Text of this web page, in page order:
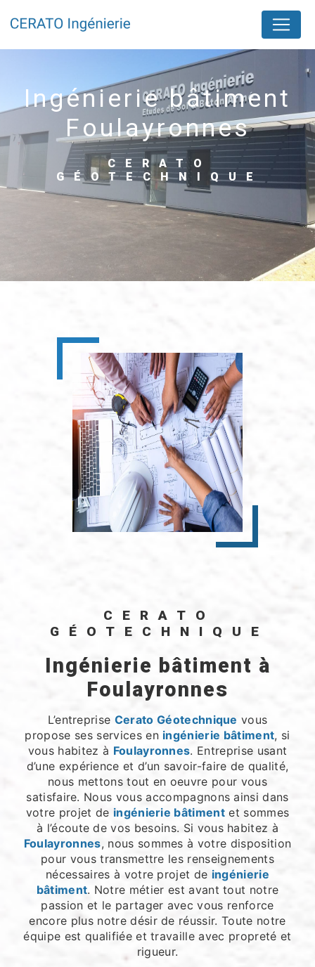
ingénierie bâtiment
Foulayronnes
CERATO
GÉOTECHNIQUE
CERATO
GÉOTECHNIQUE
ingénierie bâtiment à
Foulayronnes
L’entreprise Cerato Géotechnique vous
propose ses services en ingénierie bâtiment, si
vous habitez à Foulayronnes. Entreprise usant
d’une expérience et d’un savoir-faire de qualité,
nous mettons tout en oeuvre pour vous
satisfaire. Nous vous accompagnons ainsi dans
votre projet de ingénierie bâtiment et sommes
à l’écoute de vos besoins. Si vous habitez à
Foulayronnes, nous sommes à votre disposition
pour vous transmettre les renseignements
nécessaires à votre projet de ingénierie
bâtiment. Notre métier est avant tout notre
passion et le partager avec vous renforce
encore plus notre désir de réussir. Toute notre
équipe est qualifiée et travaille avec propreté et
rigueur.